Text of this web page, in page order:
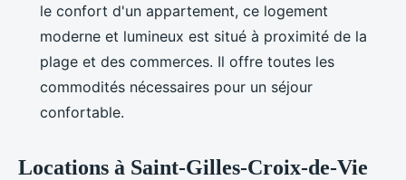
le confort d'un appartement, ce logement
moderne et lumineux est situé à proximité de la
plage et des commerces. Il offre toutes les
commodités nécessaires pour un séjour
confortable.
Locations à Saint-Gilles-Croix-de-Vie